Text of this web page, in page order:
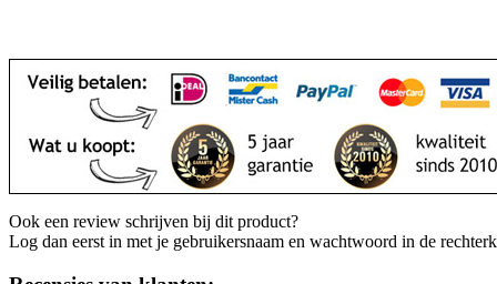
Ook een review schrijven bij dit product?
Log dan eerst in met je gebruikersnaam en wachtwoord in de